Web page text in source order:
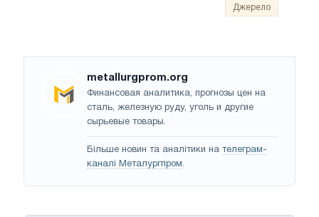
Джерело
metallurgprom.org
Финансовая аналитика, прогнозы цен на
сталь, железную руду, уголь и другие
сырьевые товары.
Більше новин та аналітики на телеграм-
каналі Металургпром.